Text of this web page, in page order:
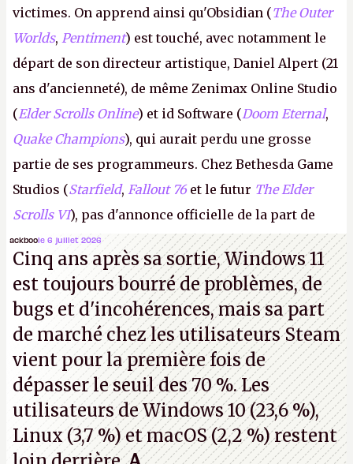
victimes. On apprend ainsi qu'Obsidian (The Outer
Worlds, Pentiment) est touché, avec notamment le
départ de son directeur artistique, Daniel Alpert (21
ans d'ancienneté), de même Zenimax Online Studio
(Elder Scrolls Online) et id Software (Doom Eternal,
Quake Champions), qui aurait perdu une grosse
partie de ses programmeurs. Chez Bethesda Game
Studios (Starfield, Fallout 76 et le futur The Elder
Scrolls VI), pas d'annonce officielle de la part de
Microsoft, mais le syndicat des employés confirme
de nombreux licenciements.A.
ackboole 6 juillet 2026
Cinq ans après sa sortie, Windows 11
est toujours bourré de problèmes, de
bugs et d'incohérences, mais sa part
de marché chez les utilisateurs Steam
vient pour la première fois de
dépasser le seuil des 70 %. Les
utilisateurs de Windows 10 (23,6 %),
Linux (3,7 %) et macOS (2,2 %) restent